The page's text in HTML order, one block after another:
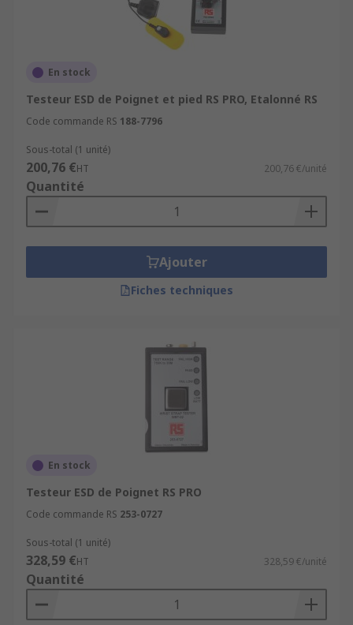
En stock
Testeur ESD de Poignet et pied RS PRO, Etalonné RS
Code commande RS 188-7796
Sous-total (1 unité)
200,76 €HT 200,76 €/unité
Quantité
Ajouter
Fiches techniques
En stock
Testeur ESD de Poignet RS PRO
Code commande RS 253-0727
Sous-total (1 unité)
328,59 €HT 328,59 €/unité
Quantité